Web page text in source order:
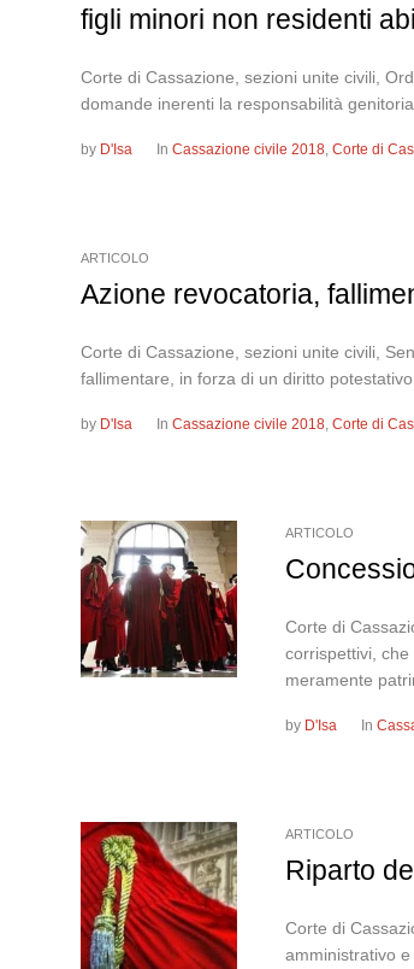
figli minori non residenti
Corte di Cassazione, sezioni unite civili,
domande inerenti la responsabilità
by D'Isa InCassazione civile 2018,Corte di
ARTICOLO
Azione revocatoria,
Corte di Cassazione, sezioni unite civili,
fallimentare, in forza di un diritto
by D'Isa InCassazione civile 2018,Corte di
ARTICOLO
Corte di
corrispettivi,
meramente
by D'Isa In
ARTICOLO
Riparto
Corte di
amministrativo